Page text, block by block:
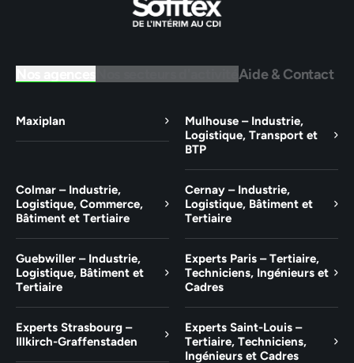
Aide & Contact
Maxiplan
Mulhouse – Industrie,
Logistique, Transport et
BTP
Colmar – Industrie,
Logistique, Commerce,
Bâtiment et Tertiaire
Cernay – Industrie,
Logistique, Bâtiment et
Tertiaire
Guebwiller – Industrie,
Logistique, Bâtiment et
Tertiaire
Experts Paris – Tertiaire,
Techniciens, Ingénieurs et
Cadres
Experts Strasbourg –
Illkirch-Graffenstaden
Experts Saint-Louis –
Tertiaire, Techniciens,
Ingénieurs et Cadres